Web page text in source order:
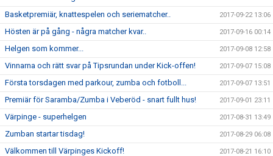
Basketpremiär, knattespelen och seriematcher.. 2017-09-22 13:06
Hösten är på gång - några matcher kvar.. 2017-09-16 00:14
Helgen som kommer... 2017-09-08 12:58
Vinnarna och rätt svar på Tipsrundan under Kick-offen! 2017-09-07 15:08
Första torsdagen med parkour, zumba och fotboll... 2017-09-07 13:51
Premiär för Saramba/Zumba i Veberöd - snart fullt hus! 2017-09-01 23:11
Värpinge - superhelgen 2017-08-31 13:49
Zumban startar tisdag! 2017-08-29 06:08
Välkommen till Värpinges Kickoff! 2017-08-21 16:10